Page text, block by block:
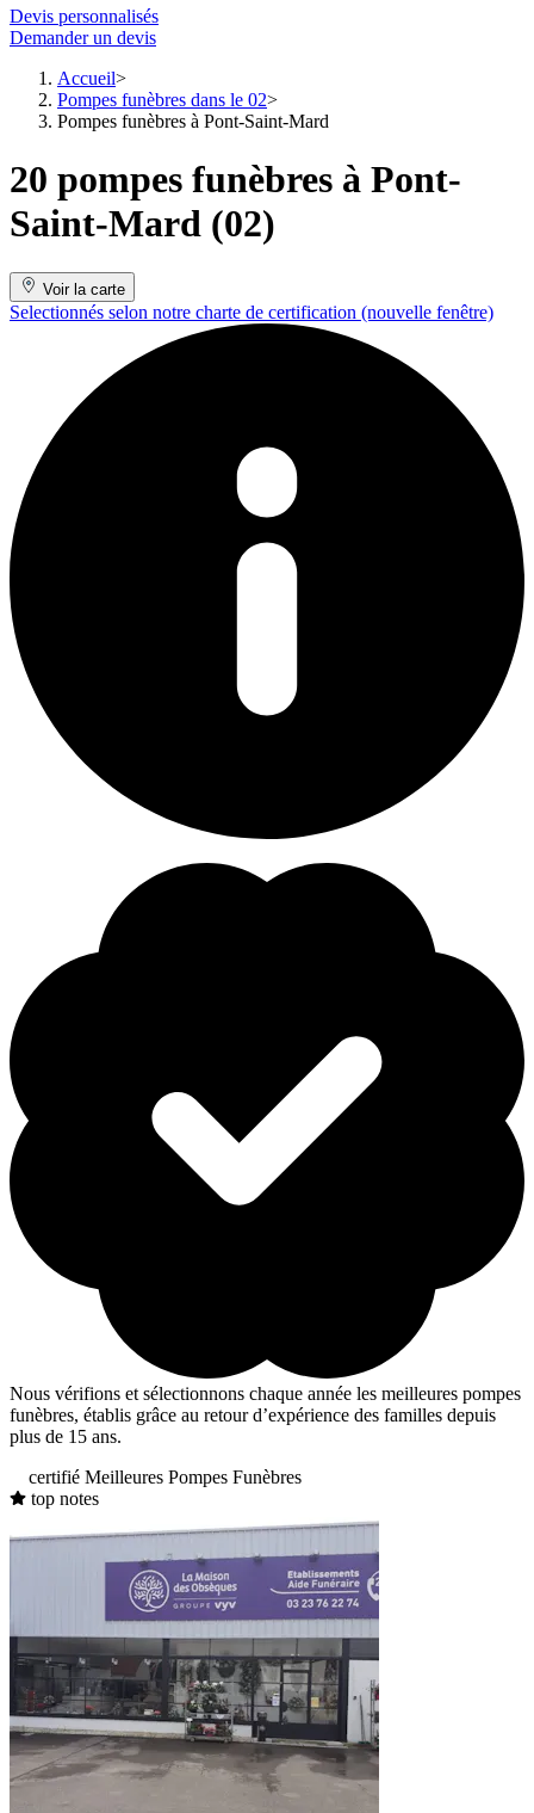
Devis personnalisés
Demander un devis
Accueil
Pompes funèbres dans le 02
Pompes funèbres à Pont-Saint-Mard
20 pompes funèbres à Pont-
Saint-Mard (02)
Voir la carte
Selectionnés selon notre charte de certification (nouvelle fenêtre)
Nous vérifions et sélectionnons chaque année les meilleures pompes
funèbres, établis grâce au retour d’expérience des familles depuis
plus de 15 ans.
certifié Meilleures Pompes Funèbres
top notes